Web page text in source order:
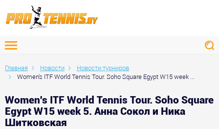
Главная Новости
Новости турниров
Women's ITF World Tennis Tour. Soho Square Egypt W15 week ...
Women's ITF World Tennis Tour. Soho Square
Egypt W15 week 5. Анна Сокол и Ника
Шитковская